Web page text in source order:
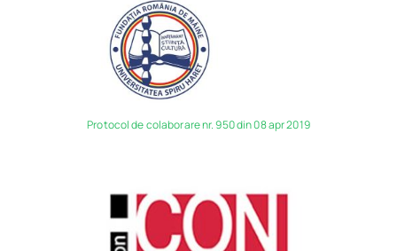
Protocol de colaborare nr. 950 din 08 apr 2019